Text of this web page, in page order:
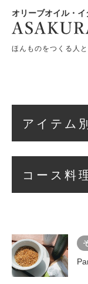
オリーブオイル・
ほんものをつくる人
変更確認プレビュ
アイテム
コース料